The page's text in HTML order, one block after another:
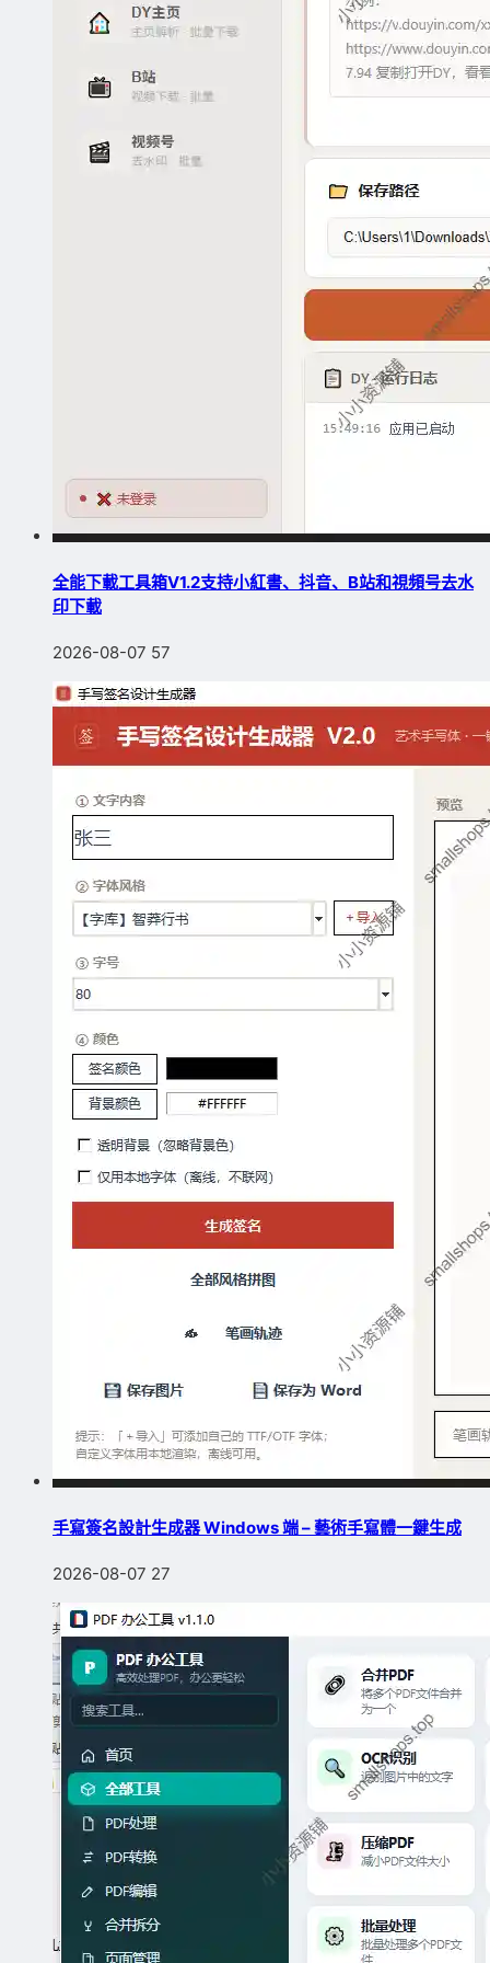
全能下載工具箱V1.2支持小紅書、抖音、B站和視頻号去水
印下載
2026-08-07 57
手寫簽名設計生成器 Windows 端 – 藝術手寫體一鍵生成
2026-08-07 27